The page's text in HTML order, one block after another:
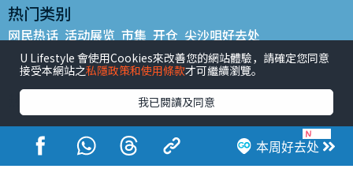
本周好去处
热门类别
网民热话 活动展览 市集 开仓 尖沙咀好去处
铜锣湾好去处 元朗好去处 荃湾好去处 旺角好去处 社会
餐厅情报 户外郊游
热门标签
#UGO揾好去处 #人气活动推介 #美食社群热话
#亲子玩乐好去处
#ULifestyle应用程式
#限时抢
#UJetso礼物放送
#ULifestyle商户中心 #著数 #网络热话
U Lifestyle 會使用Cookies來改善您的網站體驗，請確定您同意
接受本網站之私隱政策和使用條款才可繼續瀏覽。
我已閱讀及同意